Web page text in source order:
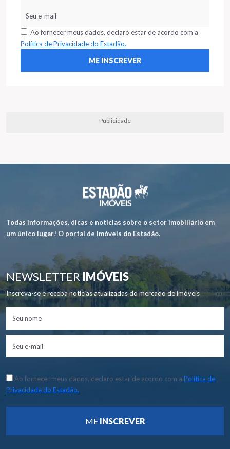
Ao fornecer meus dados, declaro estar de acordo com a
Política de Privacidade do Estadão.
Publicidade
Todas informações, dicas e notícias sobre o setor imobiliário em
um único lugar! O portal de Imóveis do Estadão.
NEWSLETTERIMÓVEIS
Inscreva-se e receba notícias atualizadas do mercado de imóveis
Ao fornecer meus dados, declaro estar de acordo com a Política de
Privacidade do Estadão.
ME INSCREVER